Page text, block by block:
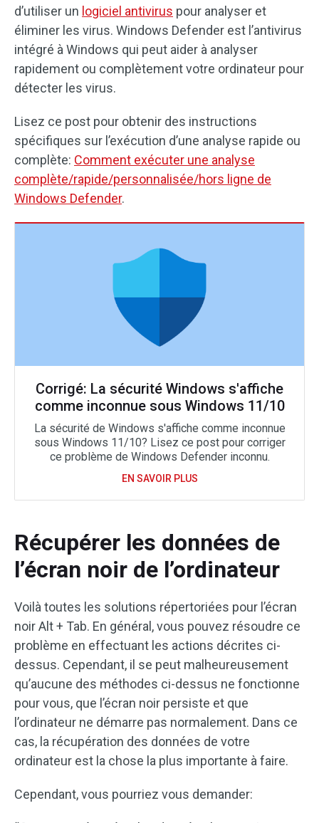
d’utiliser un logiciel antivirus pour analyser et
éliminer les virus. Windows Defender est l’antivirus
intégré à Windows qui peut aider à analyser
rapidement ou complètement votre ordinateur pour
détecter les virus.
Lisez ce post pour obtenir des instructions
spécifiques sur l’exécution d’une analyse rapide ou
complète: Comment exécuter une analyse
complète/rapide/personnalisée/hors ligne de
Windows Defender.
Corrigé: La sécurité Windows s'affiche
comme inconnue sous Windows 11/10
La sécurité de Windows s'affiche comme inconnue
sous Windows 11/10? Lisez ce post pour corriger
ce problème de Windows Defender inconnu.
EN SAVOIR PLUS
Récupérer les données de
l’écran noir de l’ordinateur
Voilà toutes les solutions répertoriées pour l’écran
noir Alt + Tab. En général, vous pouvez résoudre ce
problème en effectuant les actions décrites ci-
dessus. Cependant, il se peut malheureusement
qu’aucune des méthodes ci-dessus ne fonctionne
pour vous, que l’écran noir persiste et que
l’ordinateur ne démarre pas normalement. Dans ce
cas, la récupération des données de votre
ordinateur est la chose la plus importante à faire.
Cependant, vous pourriez vous demander: